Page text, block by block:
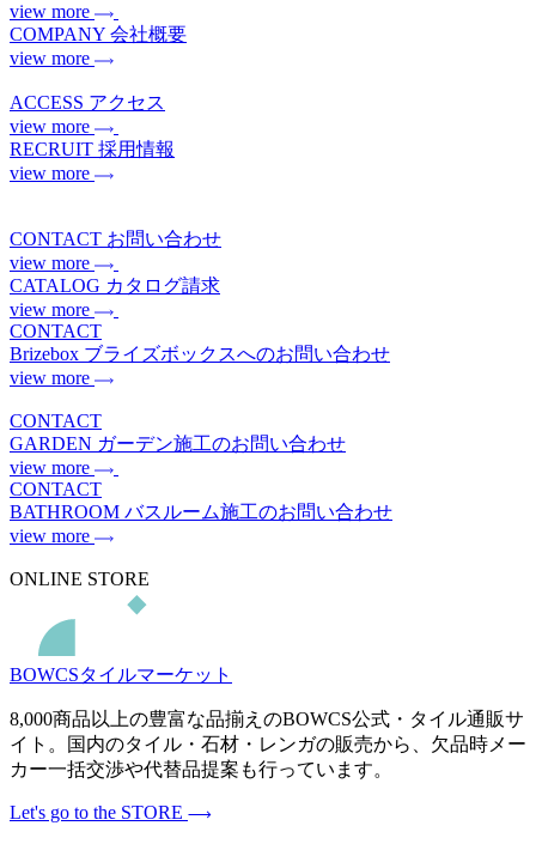
view more
COMPANY 会社概要
view more
ACCESS アクセス
view more
RECRUIT 採用情報
view more
CONTACT お問い合わせ
view more
CATALOG カタログ請求
view more
CONTACT
Brizebox ブライズボックスへのお問い合わせ
view more
CONTACT
GARDEN ガーデン施工のお問い合わせ
view more
CONTACT
BATHROOM バスルーム施工のお問い合わせ
view more
ONLINE STORE
BOWCSタイルマーケット
8,000商品以上の豊富な品揃えのBOWCS公式・タイル通販サ
イト。国内のタイル・石材・レンガの販売から、欠品時メー
カー一括交渉や代替品提案も行っています。
Let's go to the STORE